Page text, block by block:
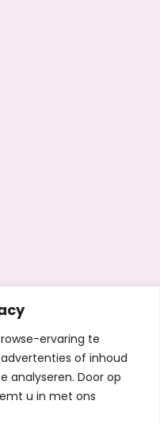
ervaring te
of inhoud
analyseren. Door op
u in met ons